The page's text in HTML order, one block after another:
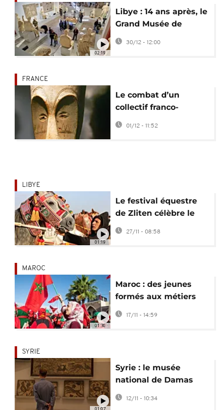
02:19
Libye : 14 ans après, le
Grand Musée de
Tripoli rouvre ses
portes
30/12 - 12:00
FRANCE
Le combat d’un
collectif franco-
gabonais pour
récupérer un masque
01/12 - 11:52
01:19
LIBYE
Le festival équestre
de Zliten célèbre le
patrimoine de la Libye
27/11 - 08:58
01:30
MAROC
Maroc : des jeunes
formés aux métiers
traditionnels en péril
17/11 - 14:59
SYRIE
Syrie : le musée
national de Damas
cambriolé
12/11 - 10:34